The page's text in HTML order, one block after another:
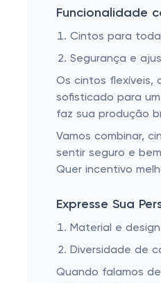
Funcionalidade
Cintos para
Segurança e
Os cintos flexíveis,
sofisticado para
faz sua produção
Vamos combinar,
sentir seguro e
Quer incentivo
Expresse Sua
Material e
Diversidade de
Quando falamos